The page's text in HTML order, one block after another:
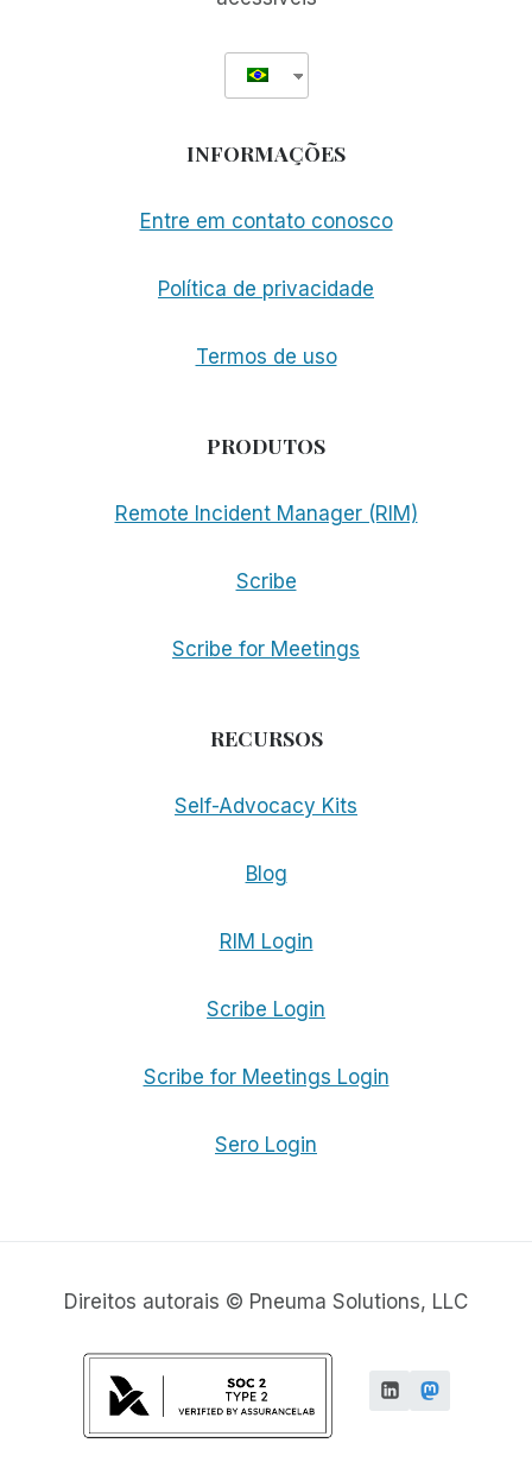
INFORMAÇÕES
Entre em contato conosco
Política de privacidade
Termos de uso
PRODUTOS
Remote Incident Manager (RIM)
Scribe
Scribe for Meetings
RECURSOS
Self-Advocacy Kits
Blog
RIM Login
Scribe Login
Scribe for Meetings Login
Sero Login
Direitos autorais © Pneuma Solutions, LLC